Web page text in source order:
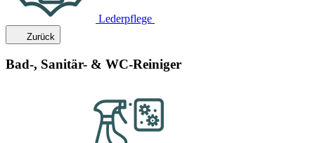
Lederpflege
Zurück
Bad-, Sanitär- & WC-Reiniger